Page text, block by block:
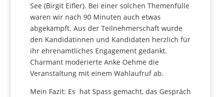
See (Birgit Eifler). Bei einer solchen Themenfülle
waren wir nach 90 Minuten auch etwas
abgekämpft. Aus der Teilnehmerschaft wurde
den Kandidatinnen und Kandidaten herzlich für
ihr ehrenamtliches Engagement gedankt.
Charmant moderierte Anke Oehme die
Veranstaltung mit einem Wahlaufruf ab.
Mein Fazit: Es hat Spass gemacht, das Gespräch